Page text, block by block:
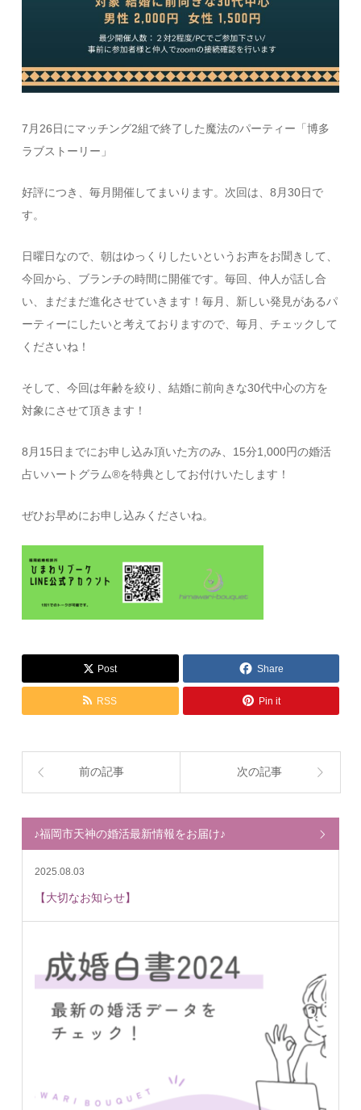
7月26日にマッチング2組で終了した魔法のパーティー「博多
ラブストーリー」
好評につき、毎月開催してまいります。次回は、8月30日で
す。
日曜日なので、朝はゆっくりしたいというお声をお聞きして、
今回から、ブランチの時間に開催です。毎回、仲人が話し合
い、まだまだ進化させていきます！毎月、新しい発見があるパ
ーティーにしたいと考えておりますので、毎月、チェックして
くださいね！
そして、今回は年齢を絞り、結婚に前向きな30代中心の方を
対象にさせて頂きます！
8月15日までにお申し込み頂いた方のみ、15分1,000円の婚活
占いハートグラム®︎を特典としてお付けいたします！
ぜひお早めにお申し込みくださいね。
Post Share
RSS Pin it
前の記事 次の記事
♪福岡市天神の婚活最新情報をお届け♪
2025.08.03
【大切なお知らせ】